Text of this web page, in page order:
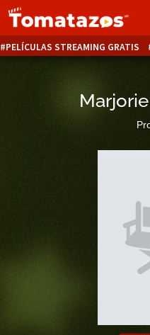
PELÍCULAS STREAMING GRATIS